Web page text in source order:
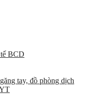
BCD
tay, đồ phòng dịch